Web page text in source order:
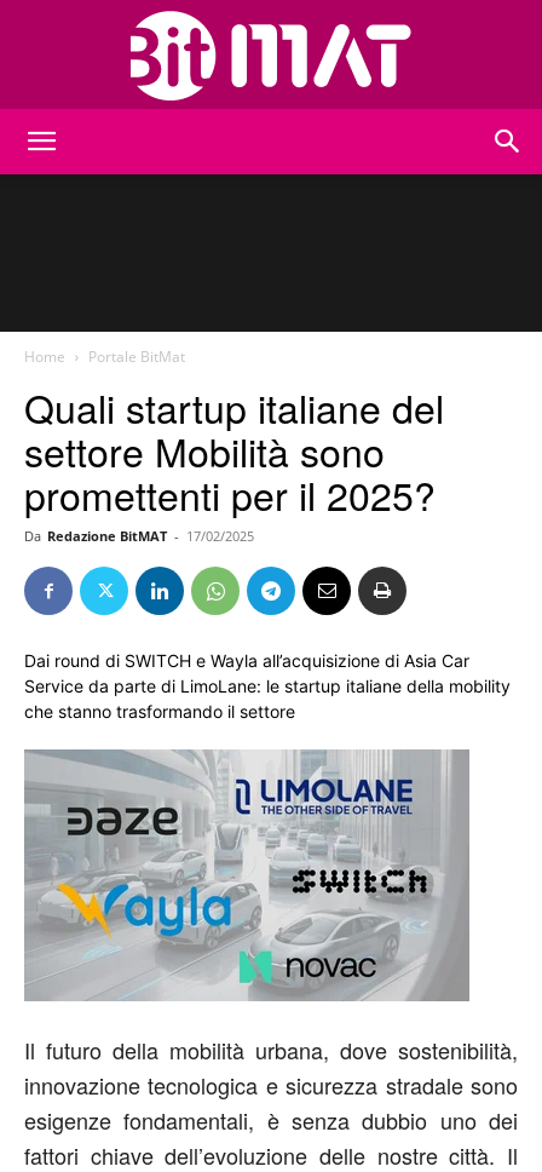
Home Portale BitMat
Quali startup italiane del
settore Mobilità sono
promettenti per il 2025?
Da Redazione BitMAT - 17/02/2025
Dai round di SWITCH e Wayla all’acquisizione di Asia Car
Service da parte di LimoLane: le startup italiane della mobility
che stanno trasformando il settore
Il futuro della mobilità urbana, dove sostenibilità,
innovazione tecnologica e sicurezza stradale sono
esigenze fondamentali, è senza dubbio uno dei
fattori chiave dell’evoluzione delle nostre città. Il